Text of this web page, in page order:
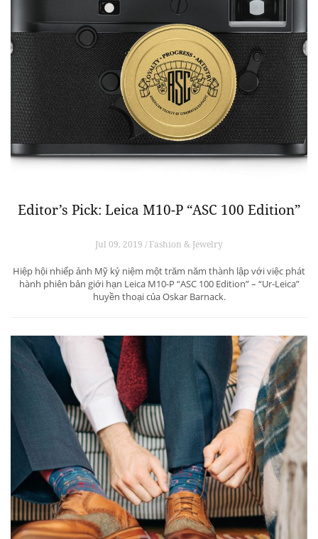
Editor’s Pick: Leica M10-P “ASC 100 Edition”
Jul 09, 2019 / Fashion & Jewelry
Hiệp hội nhiếp ảnh Mỹ kỷ niệm một trăm năm thành lập với việc phát
hành phiên bản giới hạn Leica M10-P “ASC 100 Edition” – “Ur-Leica”
huyền thoại của Oskar Barnack.